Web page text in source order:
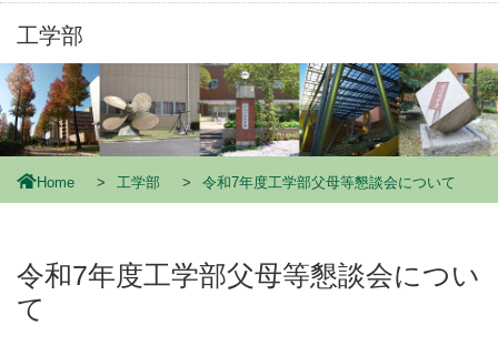
動
工学部
Home 工学部 令和7年度工学部父母等懇談会について
令和7年度工学部父母等懇談会につい
て